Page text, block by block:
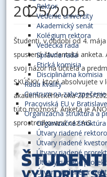
Rektor
Vedenie univerzity
Akademický senát
Kolégium rektora
Vedecká rada
Správna rada
Etická komisia
Disciplinárna komisia
Rada kvality
Centrum na
Pracoviská EU v Bratislave
Organizačná štruktúra a
Organizačná
Útvary riadené
Útvary riadené
Útvary riadené
Útvary riadené
Útvary riadené
2025/2026
Študenti, v období od 4.
spustená študentská
svoj názor na učiteľa a
SKÚŠKY, ktoré absolvujete
akademického roka 2025/
túto možnosť. Anketa je
sprostredkovaná cez AiS.